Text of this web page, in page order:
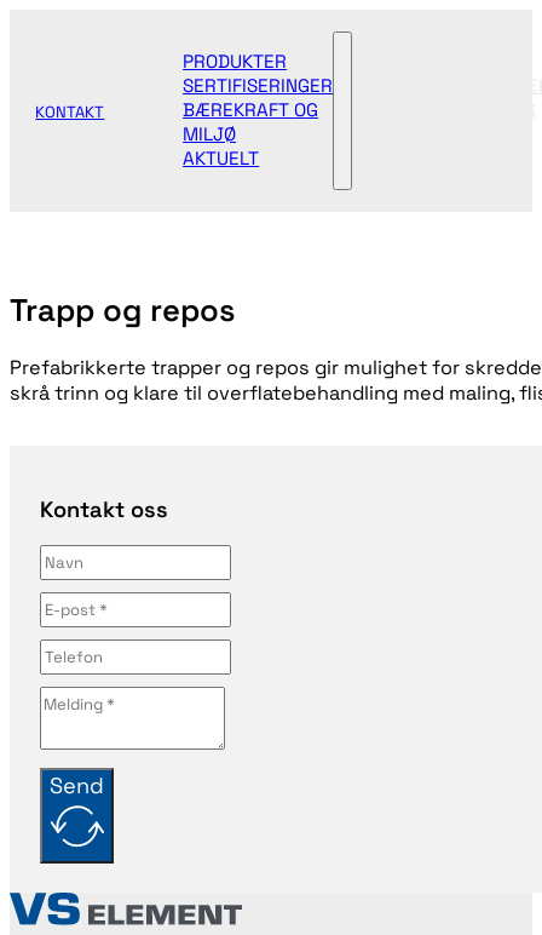
PRODUKTER
SERTIFISERINGER
BÆREKRAFT OG
MILJØ
AKTUELT
KONTAKT
Trapp og repos
Prefabrikkerte trapper og repos gir mulighet for
skrå trinn og klare til overflatebehandling med maling,
Kontakt oss
Send